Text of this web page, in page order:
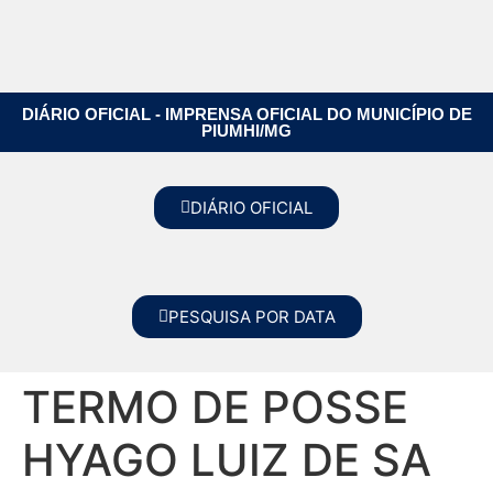
DIÁRIO OFICIAL - IMPRENSA OFICIAL DO MUNICÍPIO DE
PIUMHI/MG
DIÁRIO OFICIAL
PESQUISA POR DATA
TERMO DE POSSE
HYAGO LUIZ DE SA